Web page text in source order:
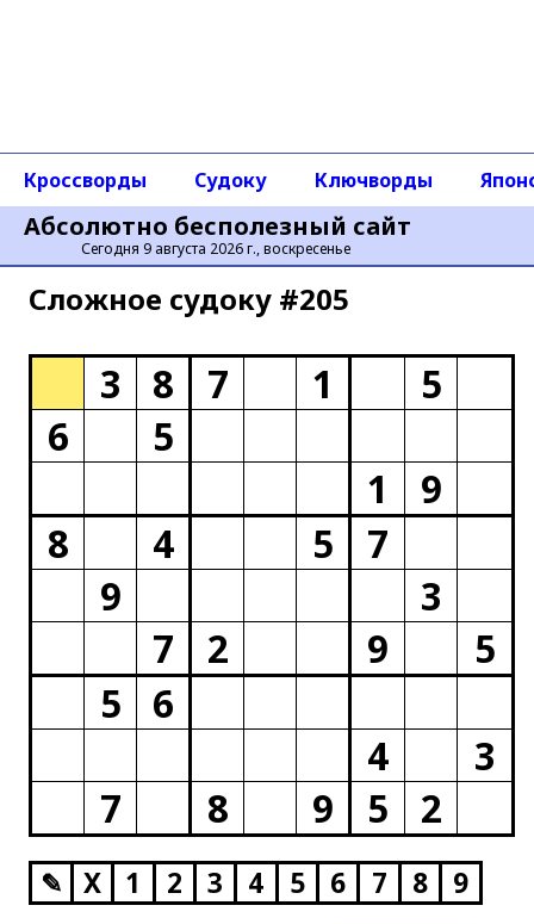
Абсолютно бесполезный сайт
Сегодня 9 августа 2026 г., воскресенье
Кроссворды Судоку Ключворды
Сложное cудоку #205
3 8 7 1
5
6
5
1
9
8
4 5
7
9
3
7
2 9
5
5
6
4
3
7
8 9 5 2
✎ X 1 2 3 4 5 6 7 8 9